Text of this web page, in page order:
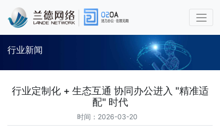
行业新闻
行业定制化 + 生态互通 协同办公进入 "精准适
配" 时代
时间：2026-03-20